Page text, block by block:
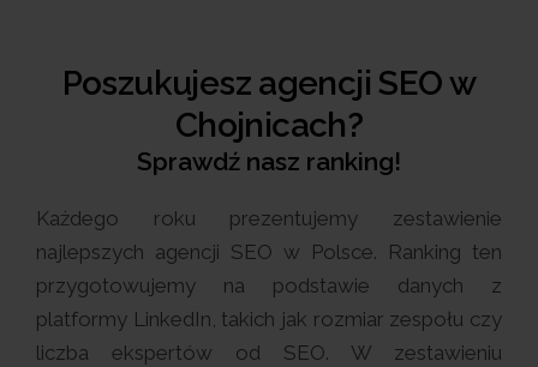
Poszukujesz agencji SEO w
Chojnicach?
Sprawdź nasz ranking!
Każdego roku prezentujemy zestawienie
najlepszych agencji SEO w Polsce. Ranking ten
przygotowujemy na podstawie danych z
platformy LinkedIn, takich jak rozmiar zespołu czy
liczba ekspertów od SEO. W zestawieniu